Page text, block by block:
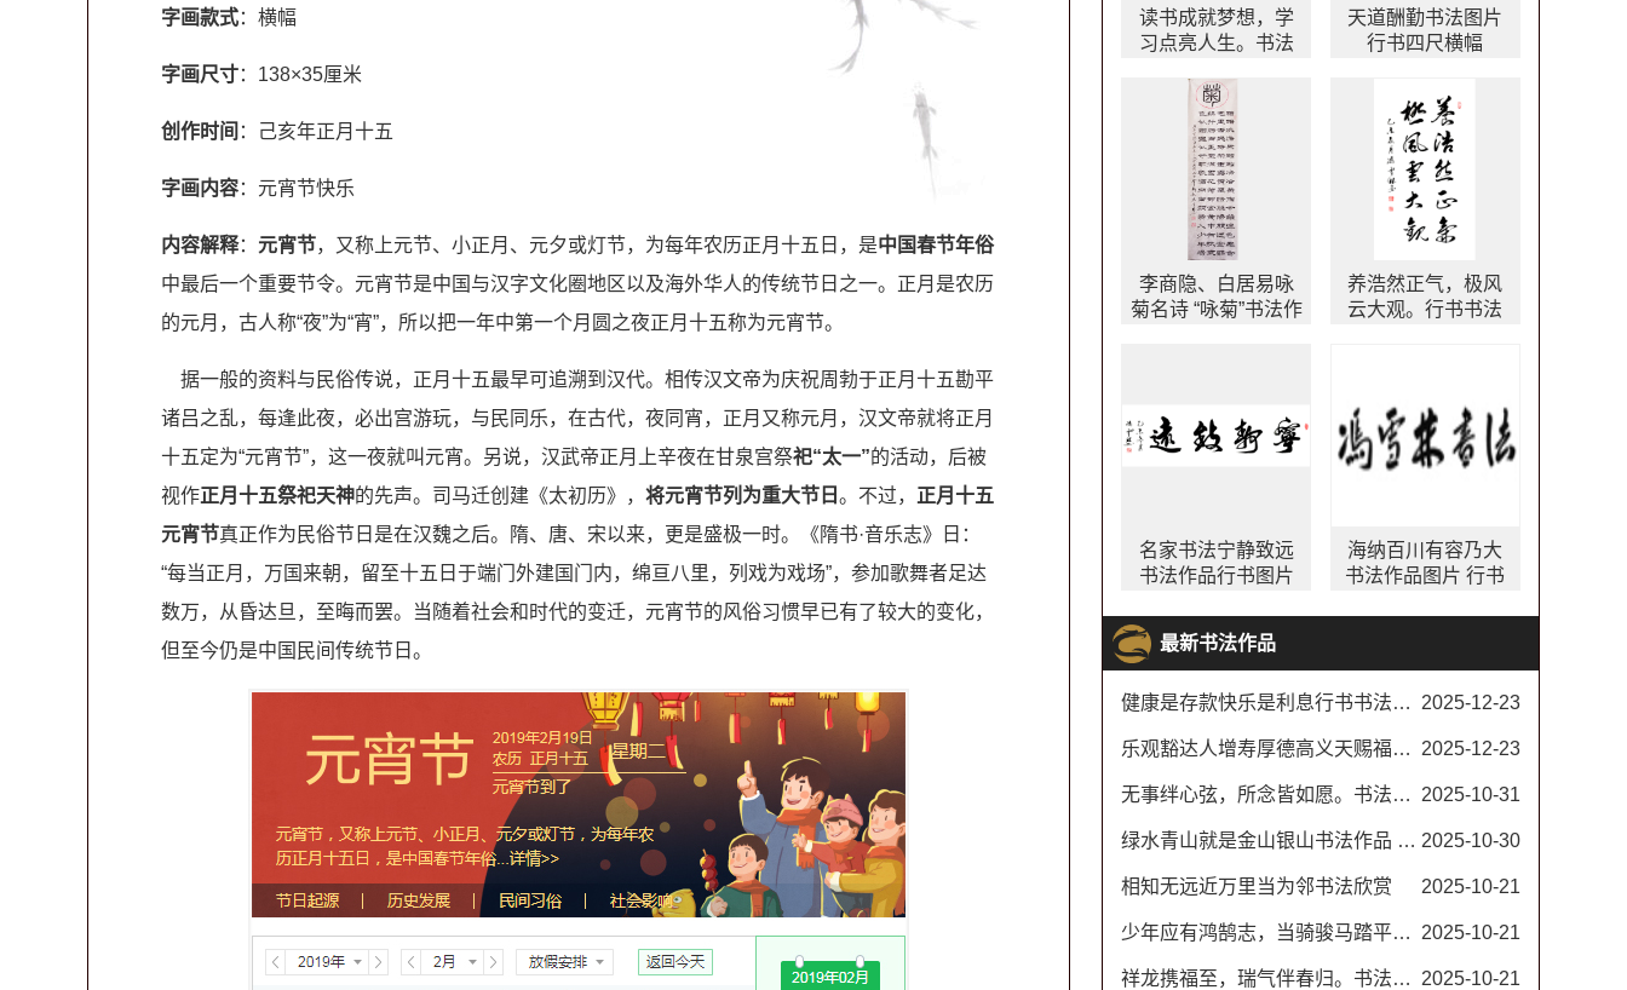
字画款式：横幅
字画尺寸：138×35厘米
创作时间 ：己亥年正月十五
字画内容：元宵节快乐
内容解释： 元宵节，又称上元节、小正月、元夕或灯节，为每年农历正月十五日，是中国春节年俗
中最后一个重要节令。元宵节是中国与汉字文化圈地区以及海外华人的传统节日之一。正月是农历
的元月，古人称“夜”为“宵”，所以把一年中第一个月圆之夜正月十五称为元宵节。
据一般的资料与民俗传说，正月十五最早可追溯到汉代。相传汉文帝为庆祝周勃于正月十五勘平
诸吕之乱，每逢此夜，必出宫游玩，与民同乐，在古代，夜同宵，正月又称元月，汉文帝就将正月
十五定为“元宵节”，这一夜就叫元宵。另说，汉武帝正月上辛夜在甘泉宫祭祀“太一”的活动，后被
视作正月十五祭祀天神的先声。司马迁创建《太初历》， 将元宵节列为重大节日 。不过， 正月十五
元宵节真正作为民俗节日是在汉魏之后。隋、唐、宋以来，更是盛极一时。《隋书·音乐志》日：
“每当正月，万国来朝，留至十五日于端门外建国门内，绵亘八里，列戏为戏场”，参加歌舞者足达
数万，从昏达旦，至晦而罢。当随着社会和时代的变迁，元宵节的风俗习惯早已有了较大的变化，
但至今仍是中国民间传统节日。
读书成就梦想，学
习点亮人生。书法
人生行书图片
天道酬勤书法图片
行书四尺横幅
李商隐、白居易咏
菊名诗 “咏菊”书法作
养浩然正气，极风
云大观。行书书法
名家书法宁静致远
书法作品行书图片
海纳百川有容乃大
书法作品图片 行书
最新书法作品
2025-12-23
健康是存款快乐是利息行书书法对联
2025-12-23
乐观豁达人增寿厚德高义天赐福书法楷书
2025-10-31
无事绊心弦，所念皆如愿。书法图片
2025-10-30
绿水青山就是金山银山书法作品 名家毛笔行书图片
2025-10-21
相知无远近万里当为邻书法欣赏
2025-10-21
少年应有鸿鹄志，当骑骏马踏平川。励志书法对联
2025-10-21
祥龙携福至，瑞气伴春归。书法春联